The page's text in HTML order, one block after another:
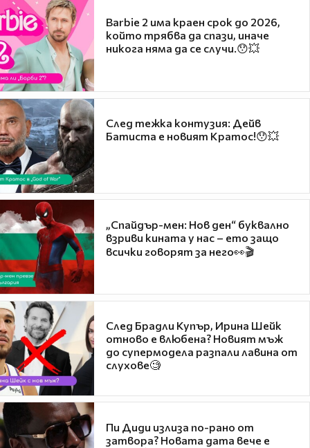
Barbie 2 има краен срок до 2026,
който трябва да спази, иначе
никога няма да се случи.😯💥
След тежка контузия: Дейв
Батиста е новият Кратос!😯💥
„Спайдър-мен: Нов ден“ буквално
взриви кината у нас – ето защо
всички говорят за него👀🎬
След Брадли Купър, Ирина Шейк
отново е влюбена? Новият мъж
до супермодела разпали лавина от
слухове🧐
Пи Диди излиза по-рано от
затвора? Новата дата вече е